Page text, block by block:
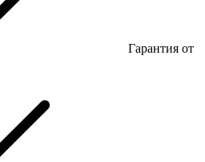
Гарантия от